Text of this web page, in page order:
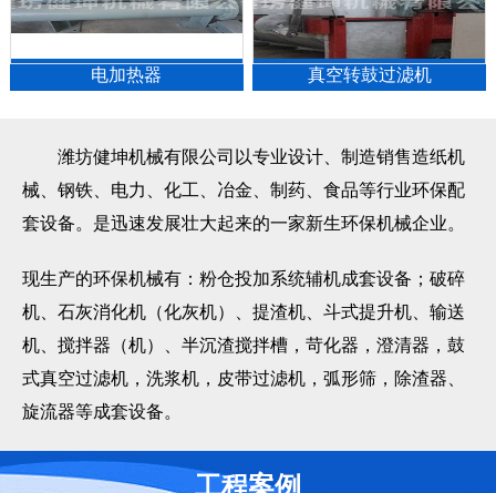
电加热器 真空转鼓过滤机
潍坊健坤机械有限公司以专业设计、制造销售造纸机
械、钢铁、电力、化工、冶金、制药、食品等行业环保配
套设备。是迅速发展壮大起来的一家新生环保机械企业。
现生产的环保机械有：粉仓投加系统辅机成套设备；破碎
机、石灰消化机（化灰机）、提渣机、斗式提升机、输送
机、搅拌器（机）、半沉渣搅拌槽，苛化器，澄清器，鼓
式真空过滤机，洗浆机，皮带过滤机，弧形筛，除渣器、
旋流器等成套设备。
工程案例